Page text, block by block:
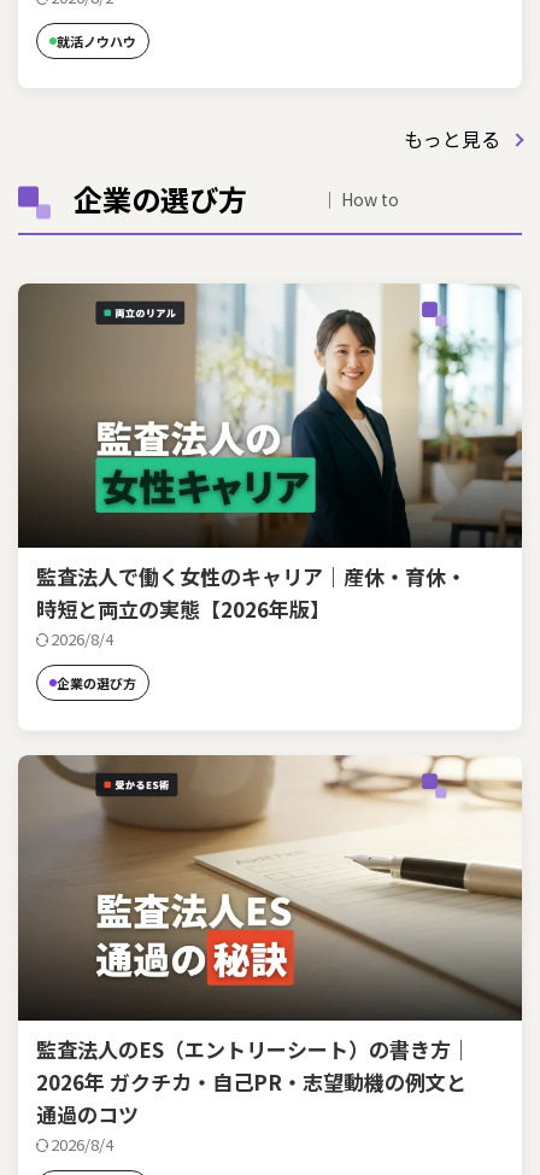
就活ノウハウ
もっと見る
企業の選び方
監査法人で働く女性のキャリア｜産休・育休・
時短と両立の実態【2026年版】
2026/8/4
企業の選び方
監査法人のES（エントリーシート）の書き方｜
2026年 ガクチカ・自己PR・志望動機の例文と
通過のコツ
2026/8/4